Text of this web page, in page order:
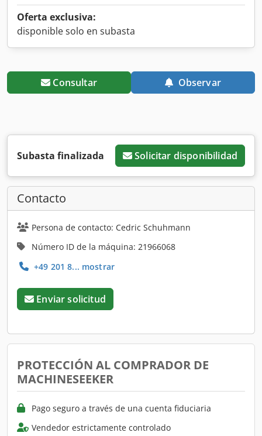
Oferta exclusiva:
disponible solo en subasta
Consultar Observar
Subasta finalizada Solicitar disponibilidad
Contacto
Persona de contacto: Cedric Schuhmann
Número ID de la máquina: 21966068
+49 201 8... mostrar
Enviar solicitud
PROTECCIÓN AL COMPRADOR DE
MACHINESEEKER
Pago seguro a través de una cuenta fiduciaria
Vendedor estrictamente controlado